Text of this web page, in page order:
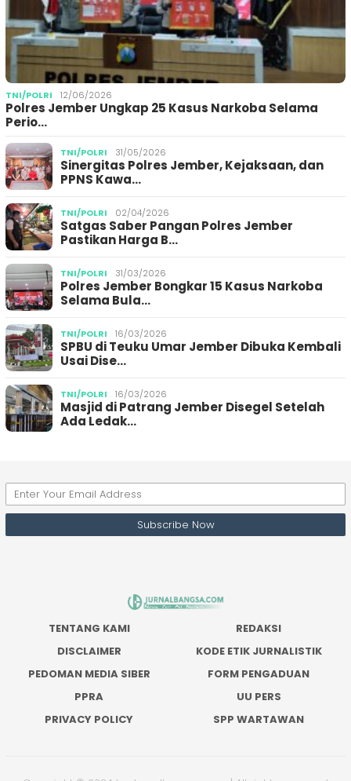
TNI/POLRI 12/06/2026
Polres Jember Ungkap 25 Kasus Narkoba Selama
Perio…
TNI/POLRI 31/05/2026
Sinergitas Polres Jember, Kejaksaan, dan
PPNS Kawa…
TNI/POLRI 02/04/2026
Satgas Saber Pangan Polres Jember
Pastikan Harga B…
TNI/POLRI 31/03/2026
Polres Jember Bongkar 15 Kasus Narkoba
Selama Bula…
TNI/POLRI 16/03/2026
SPBU di Teuku Umar Jember Dibuka Kembali
Usai Dise…
TNI/POLRI 16/03/2026
Masjid di Patrang Jember Disegel Setelah
Ada Ledak…
TENTANG KAMI
REDAKSI
DISCLAIMER
KODE ETIK JURNALISTIK
PEDOMAN MEDIA SIBER
FORM PENGADUAN
PPRA
UU PERS
PRIVACY POLICY
SPP WARTAWAN